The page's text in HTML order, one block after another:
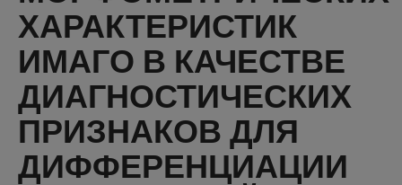
ХАРАКТЕРИСТИК
ИМАГО В КАЧЕСТВЕ
ДИАГНОСТИЧЕСКИХ
ПРИЗНАКОВ ДЛЯ
ДИФФЕРЕНЦИАЦИИ